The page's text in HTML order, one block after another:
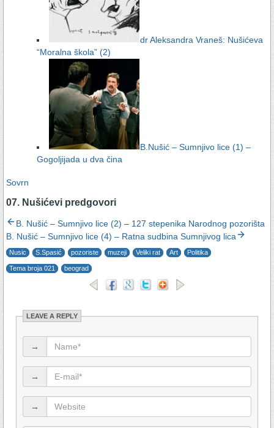
dr Aleksandra Vraneš: Nušićeva
“Moralna škola” (2)
B.Nušić – Sumnjivo lice (1) –
Gogoljijada u dva čina
Sovrn
07. Nušićevi predgovori
B. Nušić – Sumnjivo lice (2) – 127 stepenika Narodnog pozorišta
B. Nušić – Sumnjivo lice (4) – Ratna sudbina Sumnjivog lica
Nusic S.Spasić pozoriste muzeji Veliki rat Art Politika
Tema broja 021 beograd
LEAVE A REPLY
→
→
→